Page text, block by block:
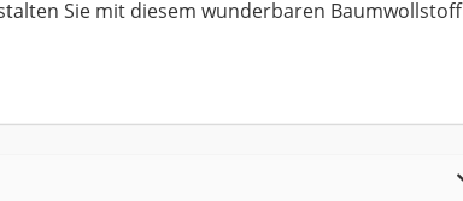
Sie mit diesem wunderbaren Baumwollstoff